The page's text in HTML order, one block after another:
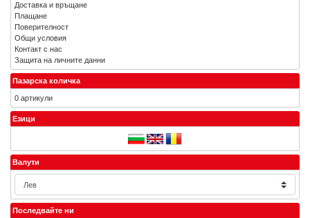
Доставка и връщане
Плащане
Поверителност
Общи условия
Контакт с нас
Защита на личните данни
Пазарска количка
0 артикули
Езици
Валути
Последвайте ни